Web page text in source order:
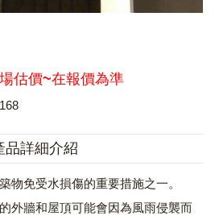
估價~在報價為準
品詳細介紹
物免受水損傷的重要措施之一。
外牆和屋頂可能會因為風雨侵襲而